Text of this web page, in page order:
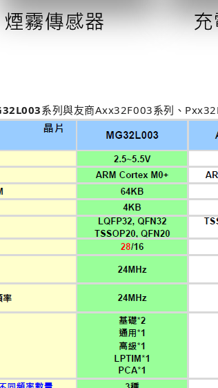
系列與友商Axx32F003系列、